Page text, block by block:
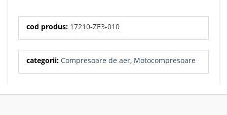
utilaje agricole, echipamente de grădinărit
Material filtrant: hârtie filtrantă pliată
Montaj: în carcasa filtrului de aer a motorului compatibil
Recomandare: se verifică dimensiunea, forma și codul
filtrului vechi înainte de montaj
Avantaje: protejează motorul, menține fluxul de aer
curat, contribuie la funcționarea corectă a
cod produs: 17210-ZE3-010
categorii: Compresoare de aer, Motocompresoare